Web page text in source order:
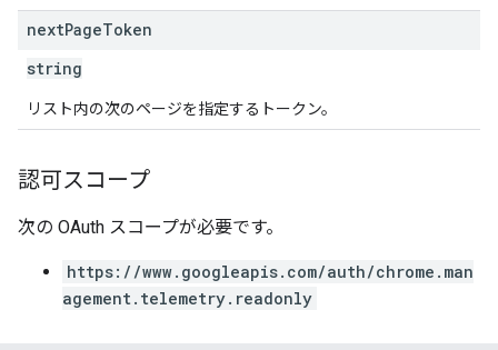
nextPageToken
string
リスト内の次のページを指定するトークン。
認可スコープ
次の OAuth スコープが必要です。
https://www.googleapis.com/auth/chrome.man
agement.telemetry.readonly